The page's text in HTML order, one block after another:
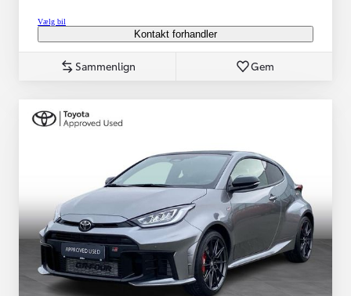
Vælg bil
Kontakt forhandler
Sammenlign Gem